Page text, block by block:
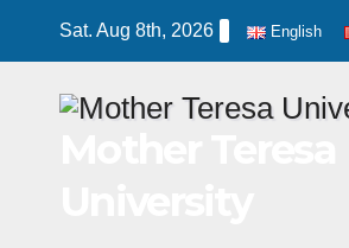
Sat. Aug 8th, 2026 English